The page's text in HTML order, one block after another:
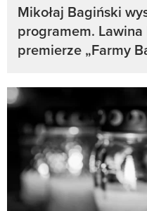
Mikołaj Bagiński
programem.
premierze „Farmy